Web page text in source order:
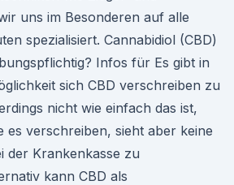
uns im Besonderen auf alle
spezialisiert. Cannabidiol (CBD)
Infos für Es gibt in
sich CBD verschreiben zu
nicht wie einfach das ist,
es verschreiben, sieht aber keine
der Krankenkasse zu
kann CBD als